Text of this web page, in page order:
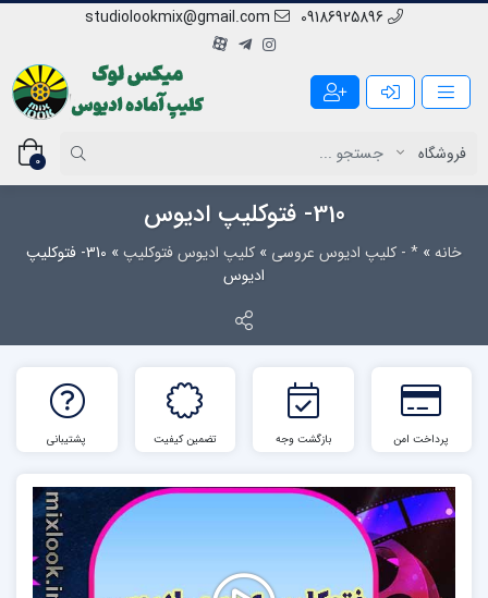
09186925896
studiolookmix@gmail.com
0
310- فتوکلیپ ادیوس
خانه» * - کلیپ ادیوس عروسی » کلیپ ادیوس فتوکلیپ»
310- فتوکلیپ
ادیوس
پرداخت امن بازگشت وجه تضمین کیفیت پشتیبانی
نمایشگر
ویدیو